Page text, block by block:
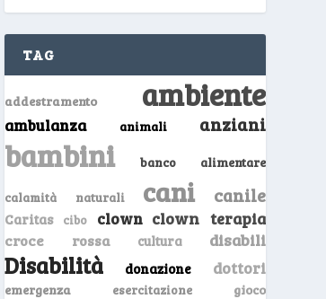
TAG
addestramento ambiente
ambulanza animali anziani
bambini banco alimentare
calamità naturali cani canile
Caritas cibo clown clown terapia
croce rossa cultura disabili
Disabilità donazione dottori
emergenza esercitazione gioco